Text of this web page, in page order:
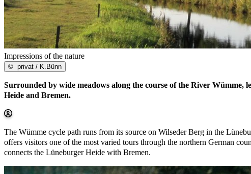
Impressions of the nature
© privat / K.Bünn
Surrounded by wide meadows along the course of the River
Heide and Bremen.
The Wümme cycle path runs from its source on Wilseder Berg in the
offers visitors one of the most varied tours through the northern German
connects the Lüneburger Heide with Bremen.